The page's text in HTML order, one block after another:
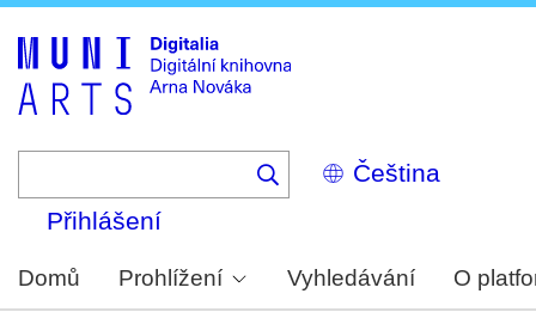
Select
your
Přihlášení
Domů Prohlížení Vyhledávání O